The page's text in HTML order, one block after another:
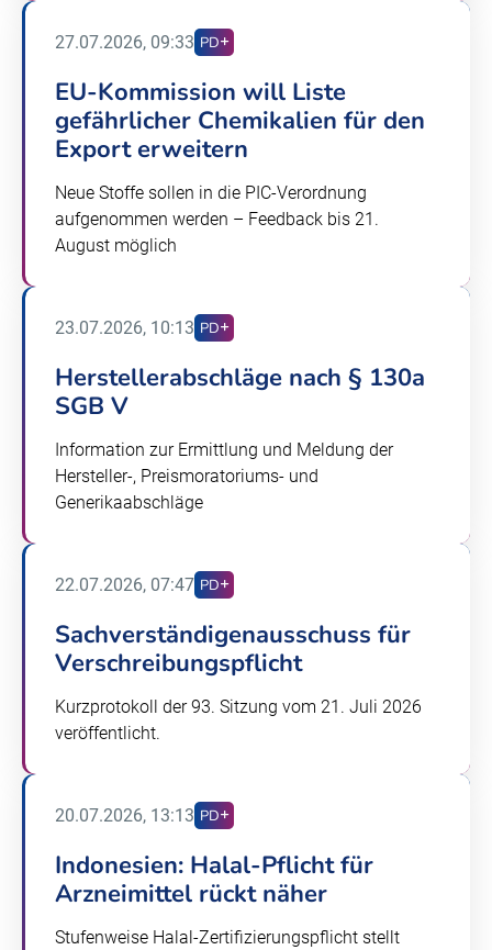
27.07.2026, 09:33 PD
EU-Kommission will Liste
gefährlicher Chemikalien für den
Export erweitern
Neue Stoffe sollen in die PIC-Verordnung
aufgenommen werden – Feedback bis 21.
August möglich
23.07.2026, 10:13 PD
Herstellerabschläge nach § 130a
SGB V
Information zur Ermittlung und Meldung der
Hersteller-, Preismoratoriums- und
Generikaabschläge
22.07.2026, 07:47 PD
Sachverständigenausschuss für
Verschreibungspflicht
Kurzprotokoll der 93. Sitzung vom 21. Juli 2026
veröffentlicht.
20.07.2026, 13:13 PD
Indonesien: Halal-Pflicht für
Arzneimittel rückt näher
Stufenweise Halal-Zertifizierungspflicht stellt